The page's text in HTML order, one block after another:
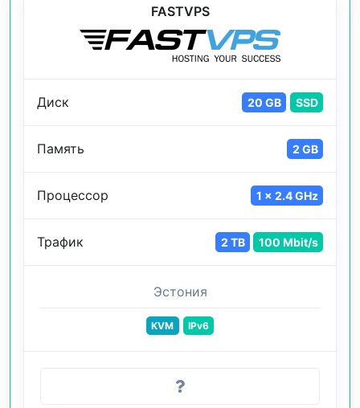
FASTVPS
Диск 20 GB SSD
Память 2 GB
Процессор 1 x 2.4 GHz
Трафик 2 TB 100 Mbit/s
Эстония
KVM IPv6